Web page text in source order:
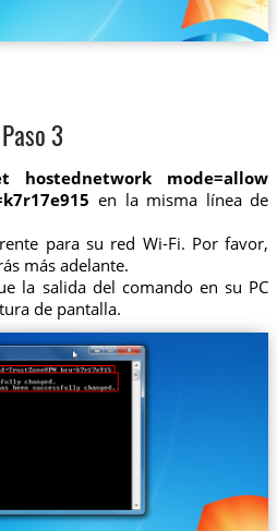
Paso 3
hostednetwork mode=allow
en la misma línea de
para su red Wi-Fi. Por favor,
más adelante.
la salida del comando en su PC
de pantalla.